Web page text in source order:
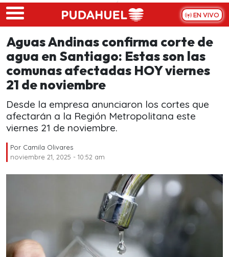
Skip to main content
EN VIVO
Aguas Andinas confirma corte de
agua en Santiago: Estas son las
comunas afectadas HOY viernes
21 de noviembre
Desde la empresa anunciaron los cortes que
afectarán a la Región Metropolitana este
viernes 21 de noviembre.
Por Camila Olivares
noviembre 21, 2025 - 10:52 am